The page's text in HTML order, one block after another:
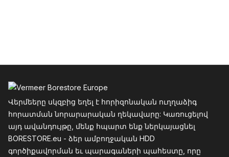
Վերմեերը սկզբից եղել է հորիզոնական ուղղաձիգ
հորատման նորարարական ղեկավարը: Կառուցելով
այդ ավանդույթը, մենք հպարտ ենք ներկայացնել
BORESTORE.eu - ձեր ամբողջական HDD
գործիքավորման եւ պարագաների պահեստը, որը